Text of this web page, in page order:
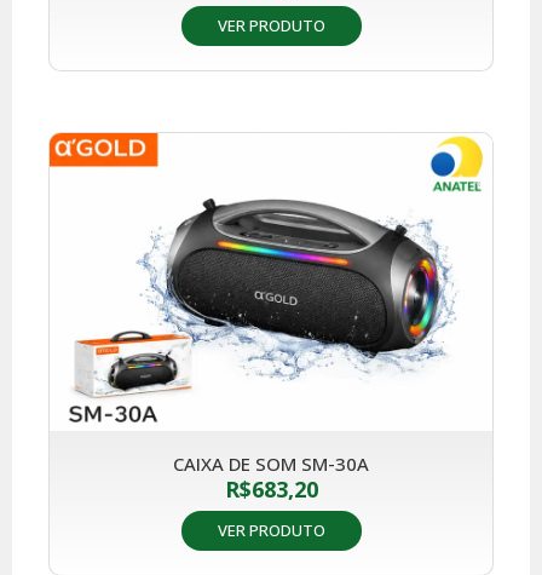
VER PRODUTO
CAIXA DE SOM SM-30A
R$683,20
VER PRODUTO